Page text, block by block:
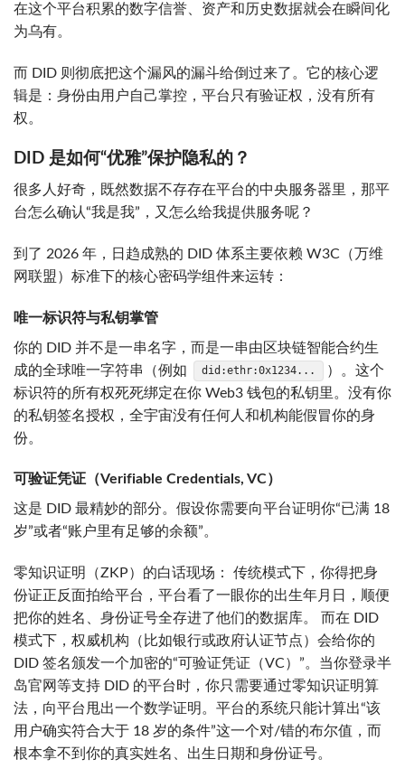
在这个平台积累的数字信誉、资产和历史数据就会在瞬间化
为乌有。
而 DID 则彻底把这个漏风的漏斗给倒过来了。它的核心逻
辑是：身份由用户自己掌控，平台只有验证权，没有所有
权。
DID 是如何“优雅”保护隐私的？
很多人好奇，既然数据不存存在平台的中央服务器里，那平
台怎么确认“我是我”，又怎么给我提供服务呢？
到了 2026 年，日趋成熟的 DID 体系主要依赖 W3C（万维
网联盟）标准下的核心密码学组件来运转：
唯一标识符与私钥掌管
你的 DID 并不是一串名字，而是一串由区块链智能合约生
成的全球唯一字符串（例如
did:ethr:0x1234...
）。这个
标识符的所有权死死绑定在你 Web3 钱包的私钥里。没有你
的私钥签名授权，全宇宙没有任何人和机构能假冒你的身
份。
可验证凭证（Verifiable Credentials, VC）
这是 DID 最精妙的部分。假设你需要向平台证明你“已满 18
岁”或者“账户里有足够的余额”。
零知识证明（ZKP）的白话现场： 传统模式下，你得把身
份证正反面拍给平台，平台看了一眼你的出生年月日，顺便
把你的姓名、身份证号全存进了他们的数据库。 而在 DID
模式下，权威机构（比如银行或政府认证节点）会给你的
DID 签名颁发一个加密的“可验证凭证（VC）”。当你登录半
岛官网等支持 DID 的平台时，你只需要通过零知识证明算
法，向平台甩出一个数学证明。平台的系统只能计算出“该
用户确实符合大于 18 岁的条件”这一个对/错的布尔值，而
根本拿不到你的真实姓名、出生日期和身份证号。